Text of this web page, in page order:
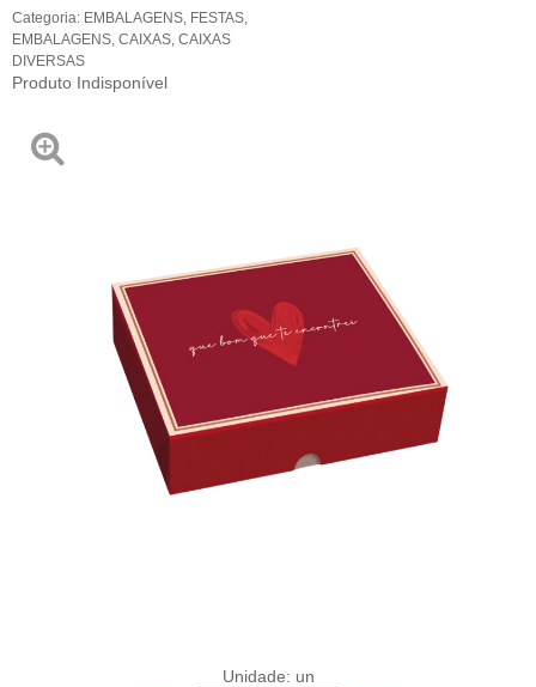
Categoria: EMBALAGENS FESTAS
EMBALAGENS CAIXAS CAIXAS
DIVERSAS
Produto Indisponível
Unidade: un